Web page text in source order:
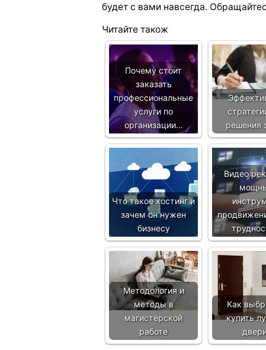
будет с вами навсегда.
Читайте також
Почему стоит
заказать
профессиональные
услуги по
организации…
решения
Что такое хостинг и
зачем он нужен
бизнесу
Видео
Методология и
методы в
магистерской
работе
Как
купить